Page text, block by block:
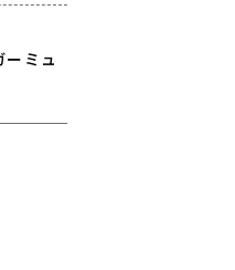
ーミュ